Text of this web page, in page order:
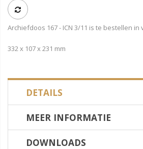
Archiefdoos 167 - ICN 3/11 is te bestellen in
332 x 107 x 231 mm
DETAILS
MEER INFORMATIE
DOWNLOADS